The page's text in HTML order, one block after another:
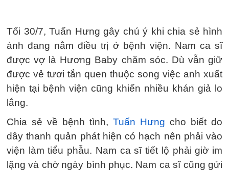
Tối 30/7, Tuấn Hưng gây chú ý khi chia sẻ hình
ảnh đang nằm điều trị ở bệnh viện. Nam ca sĩ
được vợ là Hương Baby chăm sóc. Dù vẫn giữ
được vẻ tươi tắn quen thuộc song việc anh xuất
hiện tại bệnh viện cũng khiến nhiều khán giả lo
lắng.
Chia sẻ về bệnh tình, Tuấn Hưng cho biết do
dây thanh quản phát hiện có hạch nên phải vào
viện làm tiểu phẫu. Nam ca sĩ tiết lộ phải giờ im
lặng và chờ ngày bình phục. Nam ca sĩ cũng gửi